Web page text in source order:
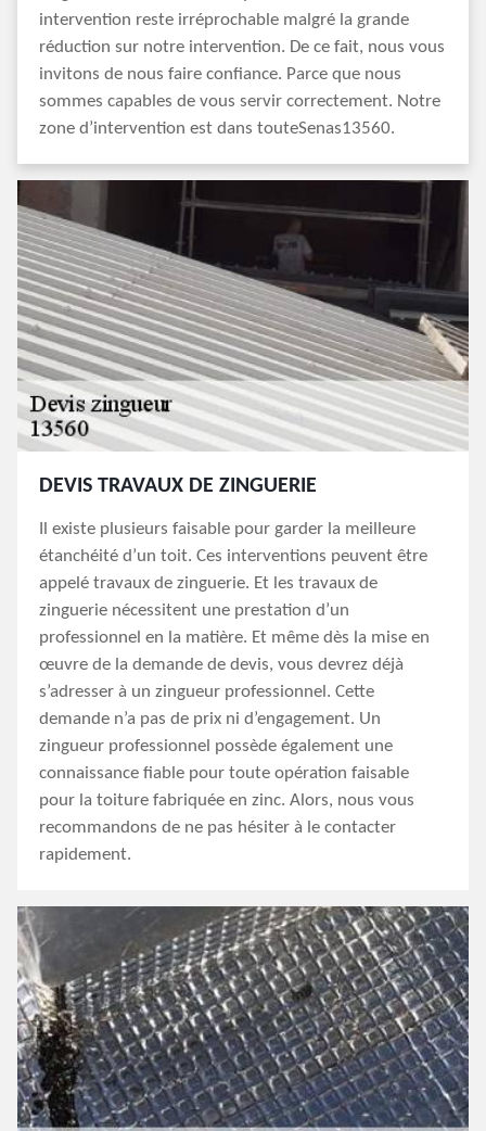
intervention reste irréprochable malgré la grande
réduction sur notre intervention. De ce fait, nous vous
invitons de nous faire confiance. Parce que nous
sommes capables de vous servir correctement. Notre
zone d’intervention est dans touteSenas13560.
DEVIS TRAVAUX DE ZINGUERIE
Il existe plusieurs faisable pour garder la meilleure
étanchéité d’un toit. Ces interventions peuvent être
appelé travaux de zinguerie. Et les travaux de
zinguerie nécessitent une prestation d’un
professionnel en la matière. Et même dès la mise en
œuvre de la demande de devis, vous devrez déjà
s’adresser à un zingueur professionnel. Cette
demande n’a pas de prix ni d’engagement. Un
zingueur professionnel possède également une
connaissance fiable pour toute opération faisable
pour la toiture fabriquée en zinc. Alors, nous vous
recommandons de ne pas hésiter à le contacter
rapidement.